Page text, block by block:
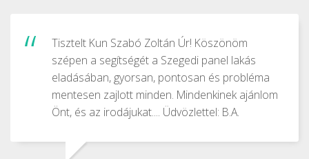
Tisztelt Kun Szabó Zoltán Úr! Köszönöm
szépen a segítségét a Szegedi panel lakás
eladásában, gyorsan, pontosan és probléma
mentesen zajlott minden. Mindenkinek ajánlom
Önt, és az irodájukat.... Üdvözlettel: B.A.